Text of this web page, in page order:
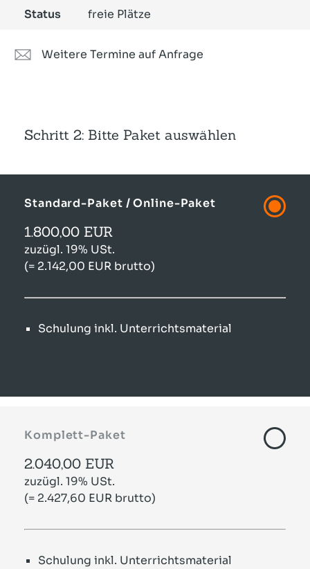
Status freie Plätze
Weitere Termine auf Anfrage
Schritt 2: Bitte Paket auswählen
Standard-Paket / Online-Paket
1.800,00 EUR
zuzügl. 19% USt.
(= 2.142,00 EUR brutto)
Schulung inkl. Unterrichtsmaterial
Komplett-Paket
2.040,00 EUR
zuzügl. 19% USt.
(= 2.427,60 EUR brutto)
Schulung inkl. Unterrichtsmaterial